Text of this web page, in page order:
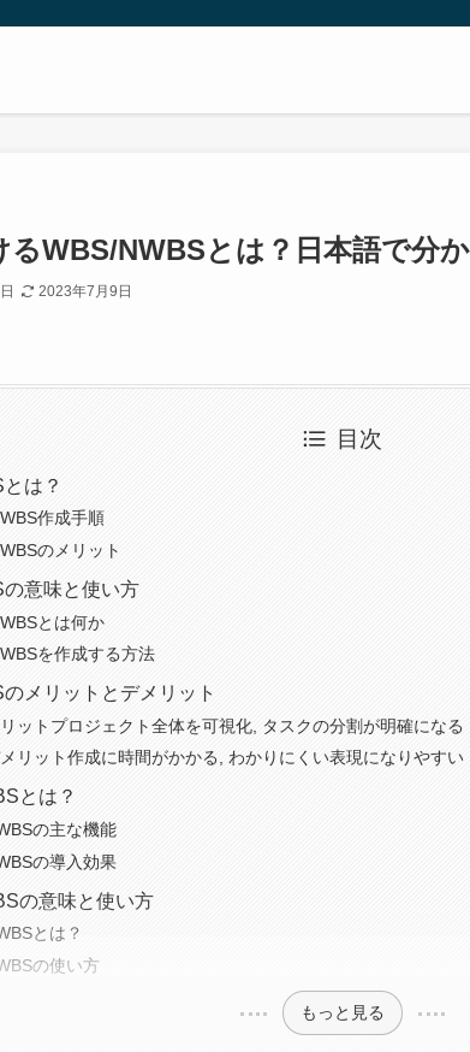
WBS/NWBSとは？日本語で分
2023年7月9日
目次
は？
WBS作成手順
WBSのメリット
の意味と使い方
WBSとは何か
WBSを作成する方法
メリットとデメリット
リットプロジェクト全体を可視化, タスクの分割が明確になる
リット作成に時間がかかる, わかりにくい表現になりやすい
とは？
の主な機能
の導入効果
の意味と使い方
とは？
の使い方
もっと見る